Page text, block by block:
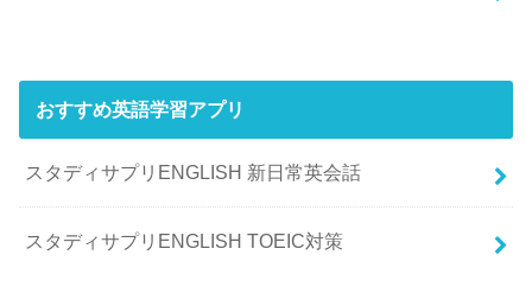
おすすめ英語学習アプリ
スタディサプリENGLISH 新日常英会話
スタディサプリENGLISH TOEIC対策